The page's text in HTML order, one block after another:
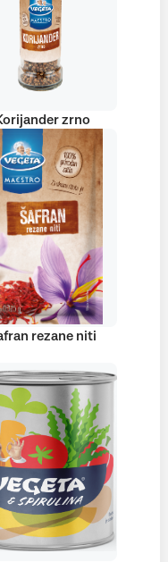
zrno
rezane niti